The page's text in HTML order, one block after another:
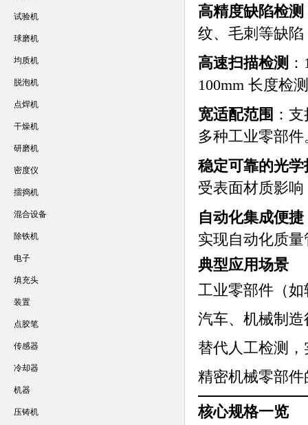
高精度缺陷检测
纹、毛刺等缺
高速扫描检测
100mm 长度检
宽适配范围 ：
多种工业零部件
稳定可靠的光学
受表面材质影
自动化集成便捷
实现自动化质量
典型应用场景
工业零部件（
汽车、机械制
替代人工检测
精密机械零部
核心规格一览
试验机
球磨机
均质机
脱泡机
点焊机
干燥机
研磨机
密度仪
擂捣机
混合设备
除铁机
电子
填充头
装置
点胶笔
传感器
冷却器
机器
压铸机